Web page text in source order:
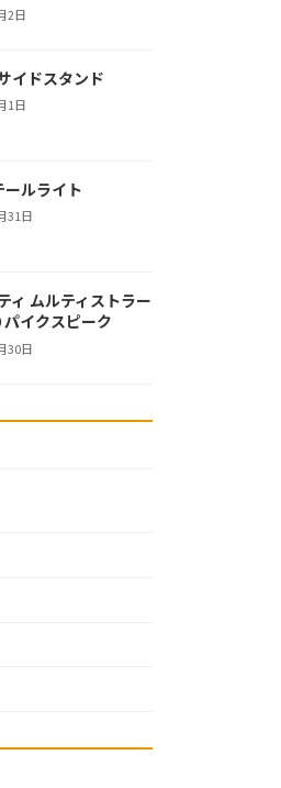
2日
イドスタンド
1日
ルライト
31日
ィ ムルティストラー
イクスピーク
30日